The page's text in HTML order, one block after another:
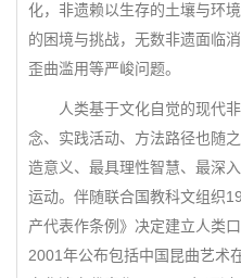
化，非遗赖以生存的土壤与环
的困境与挑战，无数非遗面临
歪曲滥用等严峻问题。
人类基于文化自觉的现代非
念、实践活动、方法路径也随
造意义、最具理性智慧、最深
运动。伴随联合国教科文组织
产代表作条例》决定建立人类
2001年公布包括中国昆曲艺术